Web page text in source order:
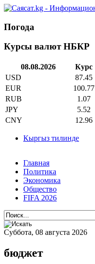
Погода
Курсы валют НБКР
08.08.2026
Курс
USD
87.45
EUR
100.77
RUB
1.07
JPY
5.52
CNY
12.96
Кыргыз тилинде
Главная
Политика
Экономика
Общество
FIFA 2026
Суббота, 08 августа 2026
бюджет